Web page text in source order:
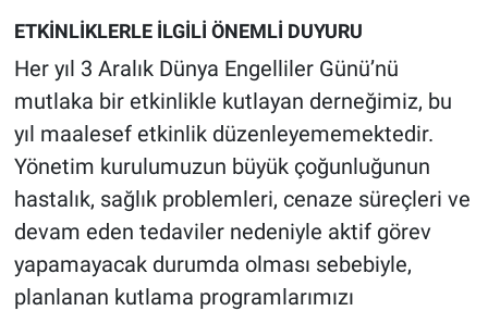
ETKİNLİKLERLE İLGİLİ ÖNEMLİ DUYURU
Her yıl 3 Aralık Dünya Engelliler Günü’nü
mutlaka bir etkinlikle kutlayan derneğimiz, bu
yıl maalesef etkinlik düzenleyememektedir.
Yönetim kurulumuzun büyük çoğunluğunun
hastalık, sağlık problemleri, cenaze süreçleri ve
devam eden tedaviler nedeniyle aktif görev
yapamayacak durumda olması sebebiyle,
planlanan kutlama programlarımızı